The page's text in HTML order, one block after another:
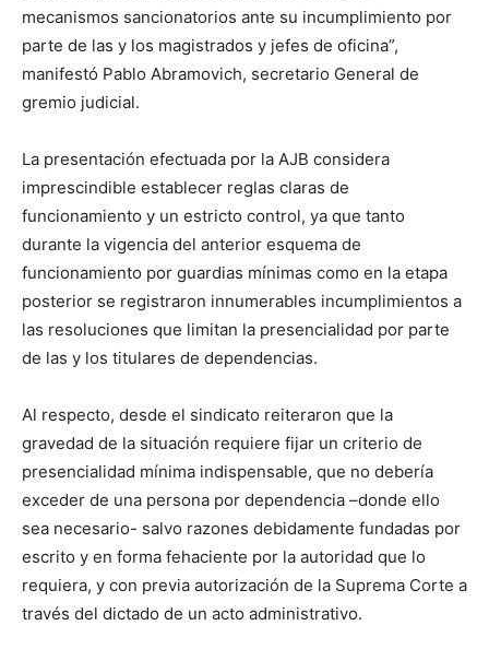
mecanismos sancionatorios ante su incumplimiento por
parte de las y los magistrados y jefes de oficina”,
manifestó Pablo Abramovich, secretario General de
gremio judicial.
La presentación efectuada por la AJB considera
imprescindible establecer reglas claras de
funcionamiento y un estricto control, ya que tanto
durante la vigencia del anterior esquema de
funcionamiento por guardias mínimas como en la etapa
posterior se registraron innumerables incumplimientos a
las resoluciones que limitan la presencialidad por parte
de las y los titulares de dependencias.
Al respecto, desde el sindicato reiteraron que la
gravedad de la situación requiere fijar un criterio de
presencialidad mínima indispensable, que no debería
exceder de una persona por dependencia –donde ello
sea necesario- salvo razones debidamente fundadas por
escrito y en forma fehaciente por la autoridad que lo
requiera, y con previa autorización de la Suprema Corte a
través del dictado de un acto administrativo.